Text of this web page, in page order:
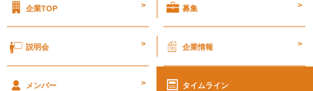
海
ゴ
企業TOP > 募集 >
説明会 > 企業情報 >
メンバー > タイムライン